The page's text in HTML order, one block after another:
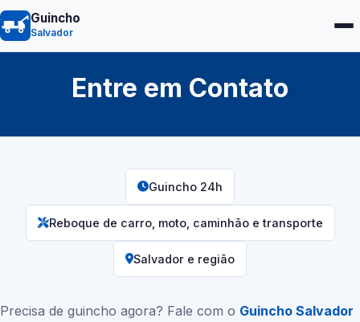
Guincho
Salvador
Entre em Contato
Guincho 24h
Reboque de carro, moto, caminhão e transporte
Salvador e região
Precisa de guincho agora? Fale com o Guincho Salvador